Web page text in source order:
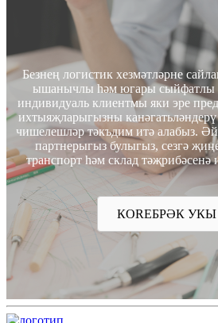
Безнең логистик хезмәтләрне
ышанычлы һәм югары сыйфатлы
индивидуаль клиентмы яки эре
ихтыяҗларыгызны
чишелешләр тәкъдим итә алабыз.
партнерыгыз булыгыз, сезгә
транспорт һәм склад
КOREБРӘК УКЫ